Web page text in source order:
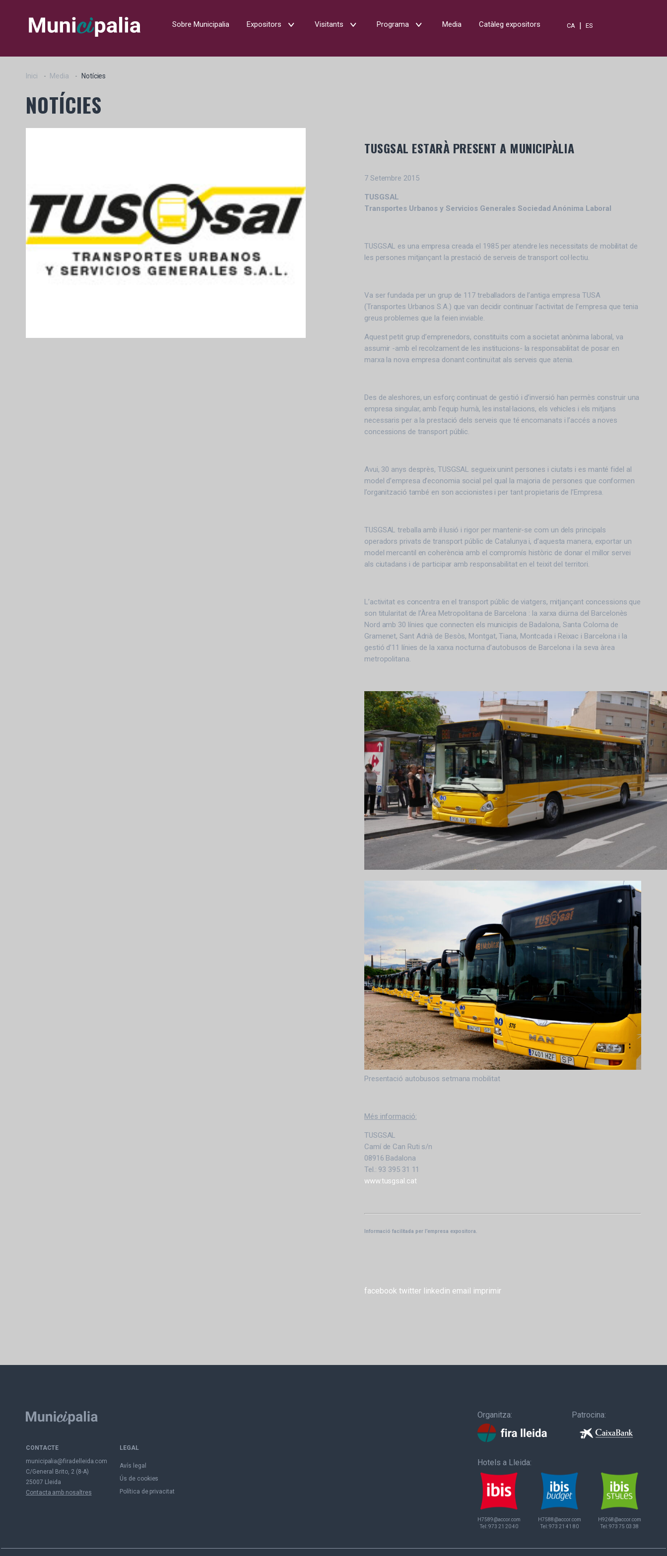
Sobre Municipalia Expositors Visitants Programa Media Catàleg expositors CA |ES
Inici Media Notícies
NOTÍCIES
TUSGSAL ESTARÀ PRESENT A MUNICIPÀLIA
7 Setembre 2015
TUSGSAL
Transportes Urbanos y Servicios Generales Sociedad Anónima Laboral
TUSGSAL es una empresa creada el 1985 per atendre les necessitats de mobilitat de
les persones mitjançant la prestació de serveis de transport col·lectiu.
Va ser fundada per un grup de 117 treballadors de l’antiga empresa TUSA
(Transportes Urbanos S.A.) que van decidir continuar l’activitat de l’empresa que tenia
greus problemes que la feien inviable.
Aquest petit grup d’emprenedors, constituïts com a societat anònima laboral, va
assumir -amb el recolzament de les institucions- la responsabilitat de posar en
marxa la nova empresa donant continuïtat als serveis que atenia.
Des de aleshores, un esforç continuat de gestió i d’inversió han permès construir una
empresa singular, amb l’equip humà, les instal·lacions, els vehicles i els mitjans
necessaris per a la prestació dels serveis que té encomanats i l’accés a noves
concessions de transport públic.
Avui, 30 anys desprès, TUSGSAL segueix unint persones i ciutats i es manté fidel al
model d’empresa d’economia social pel qual la majoria de persones que conformen
l’organització també en son accionistes i per tant propietaris de l’Empresa.
TUSGSAL treballa amb il·lusió i rigor per mantenir-se com un dels principals
operadors privats de transport públic de Catalunya i, d’aquesta manera, exportar un
model mercantil en coherència amb el compromís històric de donar el millor servei
als ciutadans i de participar amb responsabilitat en el teixit del territori.
L’activitat es concentra en el transport públic de viatgers, mitjançant concessions que
son titularitat de l’Àrea Metropolitana de Barcelona : la xarxa diürna del Barcelonès
Nord amb 30 línies que connecten els municipis de Badalona, Santa Coloma de
Gramenet, Sant Adrià de Besòs, Montgat, Tiana, Montcada i Reixac i Barcelona i la
gestió d’11 línies de la xarxa nocturna d’autobusos de Barcelona i la seva àrea
metropolitana.
Presentació autobusos setmana mobilitat
Més informació:
TUSGSAL
Camí de Can Ruti s/n
08916 Badalona
Tel.: 93 395 31 11
www.tusgsal.cat
Informació facilitada per l’empresa expositora.
facebook twitter linkedin email imprimir
CONTACTE
municipalia@firadelleida.com
C/General Brito, 2 (8-A)
25007 Lleida
Contacta amb nosaltres
LEGAL
Avís legal
Ús de cookies
Política de privacitat
Organitza: Patrocina:
Hotels a Lleida:
H7589@accor.com
Tel:973 21 20 40
H7588@accor.com
Tel:973 21 41 80
H9268@accor.com
Tel:973 75 03 38